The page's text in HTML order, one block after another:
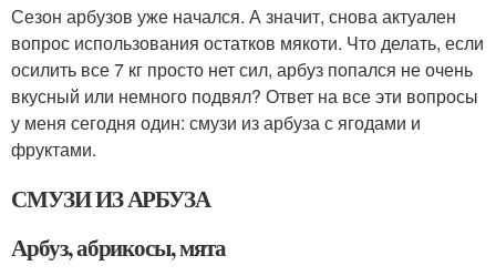
Сезон арбузов уже начался. А значит, снова актуален
вопрос использования остатков мякоти. Что делать, если
осилить все 7 кг просто нет сил, арбуз попался не очень
вкусный или немного подвял? Ответ на все эти вопросы
у меня сегодня один: смузи из арбуза с ягодами и
фруктами.
СМУЗИ ИЗ АРБУЗА
Арбуз, абрикосы, мята